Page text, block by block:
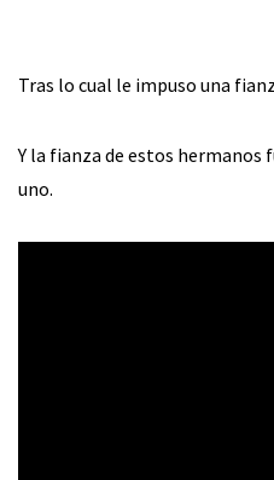
Tras lo cual le impuso una
Y la fianza de estos hermanos
uno.